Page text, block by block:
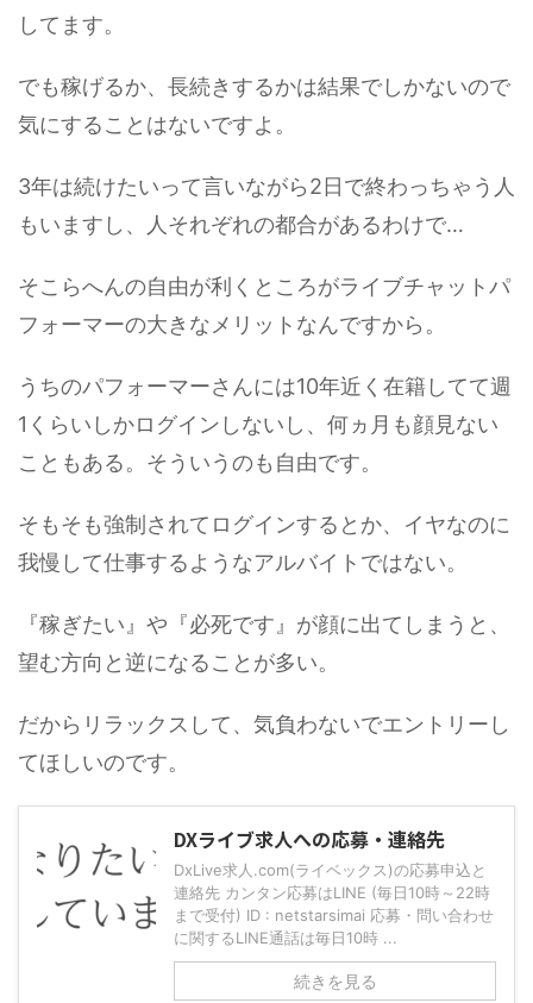
してます。
でも稼げるか、長続きするかは結果でしかないので
気にすることはないですよ。
3年は続けたいって言いながら2日で終わっちゃう人
もいますし、人それぞれの都合があるわけで…
そこらへんの自由が利くところがライブチャットパ
フォーマーの大きなメリットなんですから。
うちのパフォーマーさんには10年近く在籍してて週
1くらいしかログインしないし、何ヵ月も顔見ない
こともある。そういうのも自由です。
そもそも強制されてログインするとか、イヤなのに
我慢して仕事するようなアルバイトではない。
『稼ぎたい』や『必死です』が顔に出てしまうと、
望む方向と逆になることが多い。
だからリラックスして、気負わないでエントリーし
てほしいのです。
DXライブ求人への応募・連絡先
DxLive求人.com(ライベックス)の応募申込と
連絡先 カンタン応募はLINE (毎日10時～22時
まで受付) ID : netstarsimai 応募・問い合わせ
に関するLINE通話は毎日10時 ...
続きを見る